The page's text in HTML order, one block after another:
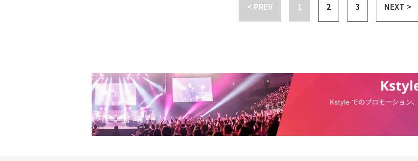
ばならない」と決心し、パク・ヨンウに「私たちの会社のヨーグルトを買ってきて」と指示した。そ
の後、カン・ハンナは食事の時間にSNSでライブ放送を始めた。そして視聴者たちに「ドッキリしよ
なめて食べた。期待に満ちた目でカン・ヨンホの行動を見守っていたカン・ハンナは、すぐに「ジャ
ジャーン」と叫びながら設置しておいたスマートフォンを取って、「皆さん見ましたよね。ヨーグル
トを作る会社を持っているうちの父もふた舐めて食べる。みんなYOLO（人生は一度きり）なんかし
て死ぬ危機に直面しないで、大事にしながら生きていけ」と助言し、笑いを誘った。父親カン・ヨン
ホの小言から急いで逃げたカン・ハンナは、その後事故を起こすなら予告しなさいというパク・ヨン
ウに「徹底した計画の下で進行したことだ。見て。一発で（フォロワー数が）逆転するじゃない？」
と、332万人になった自分のSNSのフォロワー数をパク・ヨンウに自慢した。
< PREV 1 2 3 NEXT >